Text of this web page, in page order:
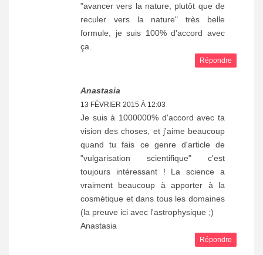
"avancer vers la nature, plutôt que de
reculer vers la nature" très belle
formule, je suis 100% d'accord avec
ça.
Répondre
Anastasia
13 FÉVRIER 2015 À 12:03
Je suis à 1000000% d'accord avec ta
vision des choses, et j'aime beaucoup
quand tu fais ce genre d'article de
"vulgarisation scientifique" c'est
toujours intéressant ! La science a
vraiment beaucoup à apporter à la
cosmétique et dans tous les domaines
(la preuve ici avec l'astrophysique ;)
Anastasia
Répondre